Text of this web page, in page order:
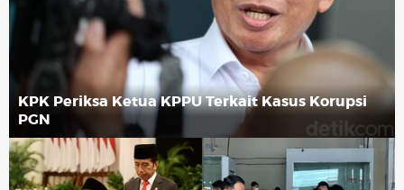
KPK Periksa Ketua KPPU Terkait Kasus Korupsi
PGN